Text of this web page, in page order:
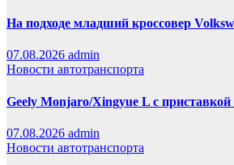
На подходе младший кроссовер
07.08.2026 admin
Новости автотранспорта
Geely Monjaro/Xingyue L с приставкой
07.08.2026 admin
Новости автотранспорта